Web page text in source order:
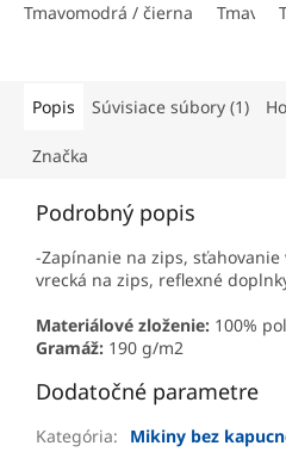
Tmavomodrá / čierna
Popis Súvisiace súbory (1)
Značka
Podrobný popis
-Zapínanie na zips,
vrecká na zips, reflexné
Materiálové zloženie: 100%
Gramáž: 190 g/m2
Dodatočné parametre
Kategória:
Mikiny bez